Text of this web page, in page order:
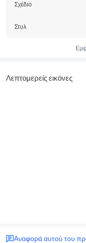
Σχέδιο
Στυλ
Λεπτομερείς εικόνες
Αναφορά αυτού του